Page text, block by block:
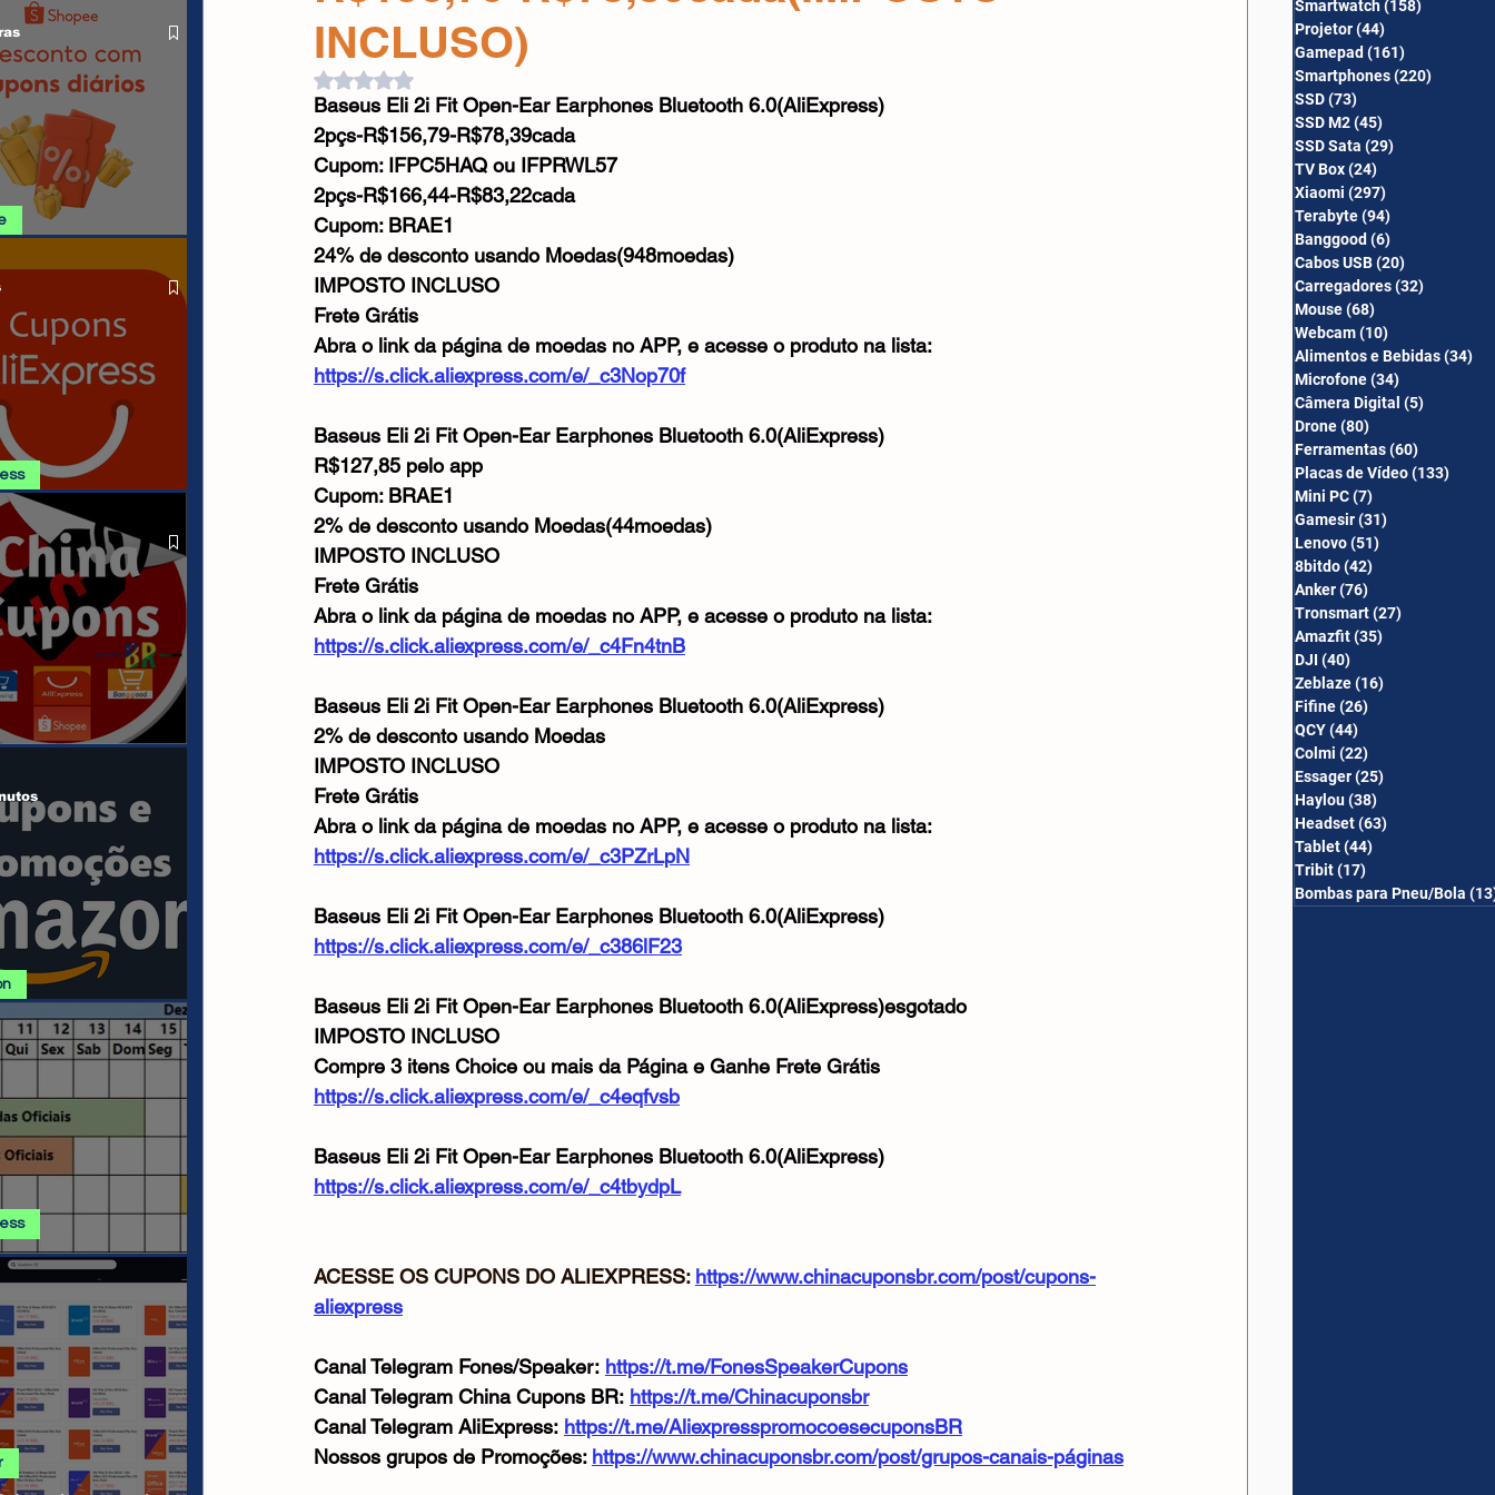
PROMOÇÕES AMAZON
- Calendário de
AGOSTO 2026
INCLUSO)
Avaliado com NaN de 5 estrelas.
Baseus Eli 2i Fit Open-Ear Earphones Bluetooth 6.0(AliExpress)
2pçs-R$156,79-R$78,39cada
Cupom: IFPC5HAQ ou IFPRWL57
2pçs-R$166,44-R$83,22cada
Cupom: BRAE1
24% de desconto usando Moedas(948moedas)
IMPOSTO INCLUSO
Frete Grátis
Abra o link da página de moedas no APP, e acesse o produto na lista:
https://s.click.aliexpress.com/e/_c3Nop70f
Baseus Eli 2i Fit Open-Ear Earphones Bluetooth 6.0(AliExpress)
R$127,85 pelo app
Cupom: BRAE1
2% de desconto usando Moedas(44moedas)
IMPOSTO INCLUSO
Frete Grátis
Abra o link da página de moedas no APP, e acesse o produto na lista:
https://s.click.aliexpress.com/e/_c4Fn4tnB
Baseus Eli 2i Fit Open-Ear Earphones Bluetooth 6.0(AliExpress)
2% de desconto usando Moedas
IMPOSTO INCLUSO
Frete Grátis
Abra o link da página de moedas no APP, e acesse o produto na lista:
https://s.click.aliexpress.com/e/_c3PZrLpN
Baseus Eli 2i Fit Open-Ear Earphones Bluetooth 6.0(AliExpress)
https://s.click.aliexpress.com/e/_c386lF23
Baseus Eli 2i Fit Open-Ear Earphones Bluetooth 6.0(AliExpress)esgotado
IMPOSTO INCLUSO
Compre 3 itens Choice ou mais da Página e Ganhe Frete Grátis
https://s.click.aliexpress.com/e/_c4eqfvsb
Baseus Eli 2i Fit Open-Ear Earphones Bluetooth 6.0(AliExpress)
https://s.click.aliexpress.com/e/_c4tbydpL
ACESSE OS CUPONS DO ALIEXPRESS: https://www.chinacuponsbr.com/post/cupons-
aliexpress
Canal Telegram Fones/Speaker: https://t.me/FonesSpeakerCupons
Canal Telegram China Cupons BR: https://t.me/Chinacuponsbr
Canal Telegram AliExpress: https://t.me/AliexpresspromocoesecuponsBR
Nossos grupos de Promoções: https://www.chinacuponsbr.com/post/grupos-canais-páginas
Smartwatch(158)
Projetor(44)
Gamepad (161)
Smartphones(220)
SSD(73)
SSD M2(45)
SSD Sata (29)
TV Box(24)
Xiaomi (297)
Terabyte(94)
Banggood (6)
Cabos USB(20)
Carregadores(32)
Mouse(68)
Webcam(10)
Alimentos e Bebidas(34)
Microfone(34)
Câmera Digital (5)
Drone(80)
Ferramentas(60)
Placas de Vídeo(133)
Mini PC(7)
Gamesir(31)
Lenovo(51)
8bitdo(42)
Anker(76)
Tronsmart(27)
Amazfit(35)
DJI (40)
Zeblaze(16)
Fifine(26)
QCY(44)
Colmi (22)
Essager(25)
Haylou(38)
Headset(63)
Tablet(44)
Tribit(17)
Bombas para Pneu/Bola